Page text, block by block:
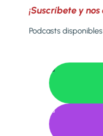
¡Suscríbete y nos
Podcasts

